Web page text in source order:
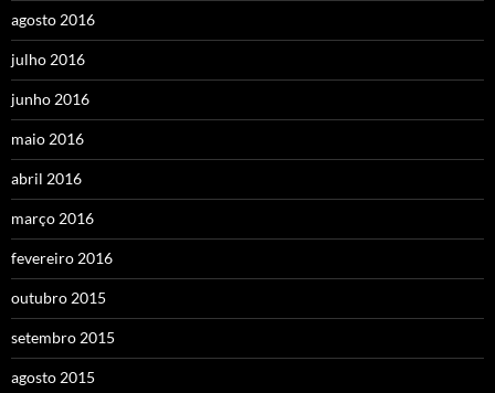
agosto 2016
julho 2016
junho 2016
maio 2016
abril 2016
março 2016
fevereiro 2016
outubro 2015
setembro 2015
agosto 2015